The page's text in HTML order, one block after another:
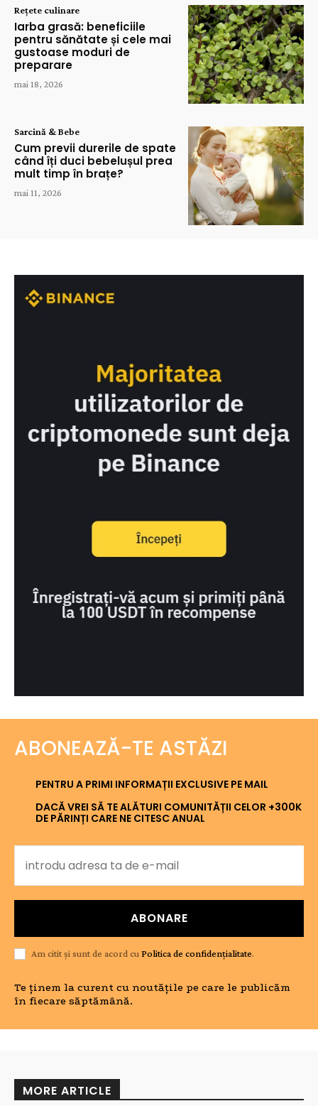
Rețete culinare
Iarba grasă: beneficiile
pentru sănătate și cele mai
gustoase moduri de
preparare
mai 18, 2026
Sarcină & Bebe
Cum previi durerile de spate
când îți duci bebelușul prea
mult timp în brațe?
mai 11, 2026
ABONEAZĂ-TE ASTĂZI
PENTRU A PRIMI INFORMAȚII EXCLUSIVE PE MAIL
DACĂ VREI SĂ TE ALĂTURI COMUNITĂȚII CELOR +300K
DE PĂRINȚI CARE NE CITESC ANUAL
ABONARE
Am citit și sunt de acord cuPolitica de confidențialitate.
Te ținem la curent cu noutățile pe care le publicăm
în fiecare săptămână.
MORE ARTICLE